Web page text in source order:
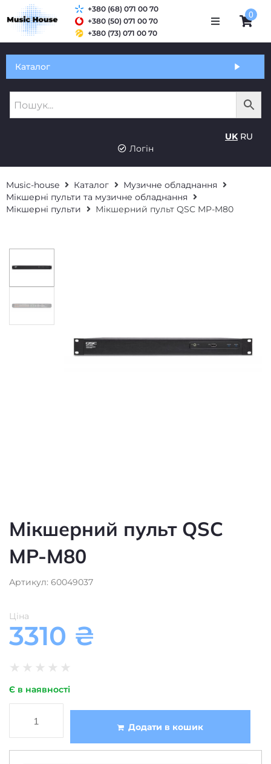
Оплата і доставка
+380 (68) 071 00 70
+380 (50) 071 00 70
+380 (73) 071 00 70
0
Каталог
UK RU
Логін
Music-house Каталог
Музичне обладнання
Мікшерні пульти та музичне обладнання
Мікшерні пульти
Мікшерний пульт QSC MP-M80
Мікшерний пульт QSC
MP-M80
Артикул: 60049037
Ціна
3310 ₴
★ ★ ★ ★ ★
Є в наявності
Додати в кошик